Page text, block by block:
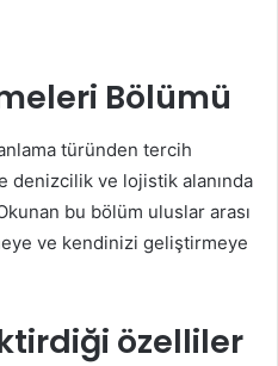
Bölümü
türünden tercih
denizcilik ve lojistik alanında
bu bölüm uluslar arası
ve kendinizi geliştirmeye
özelliler